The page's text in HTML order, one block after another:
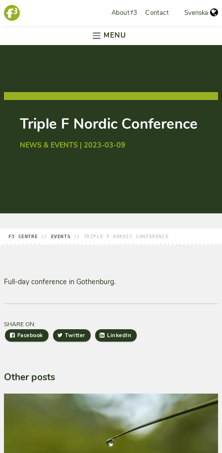
About f3 Contact Svenska
MENU
Triple F Nordic Conference
NEWS & EVENTS | 2023-03-09
F3 CENTRE // EVENTS // TRIPLE F NORDIC CONFERENCE
Full-day conference in Gothenburg.
SHARE ON:
Facebook Twitter LinkedIn
Other posts